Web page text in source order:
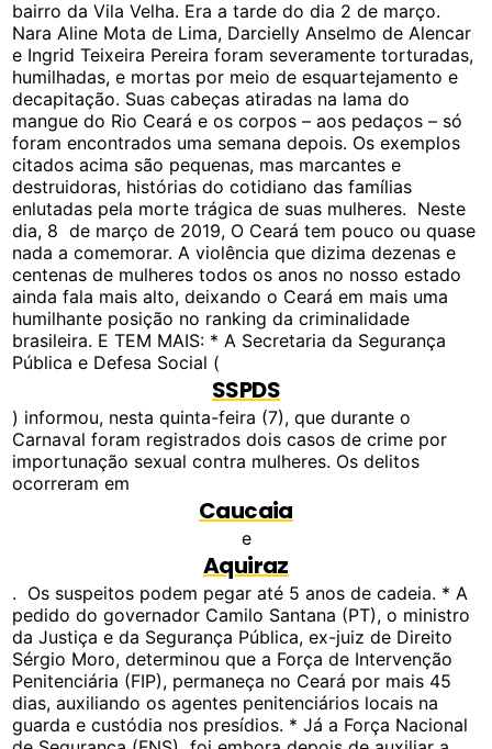
bairro da Vila Velha. Era a tarde do dia 2 de março.
Nara Aline Mota de Lima, Darcielly Anselmo de Alencar
e Ingrid Teixeira Pereira foram severamente torturadas,
humilhadas, e mortas por meio de esquartejamento e
decapitação. Suas cabeças atiradas na lama do
mangue do Rio Ceará e os corpos – aos pedaços – só
foram encontrados uma semana depois. Os exemplos
citados acima são pequenas, mas marcantes e
destruidoras, histórias do cotidiano das famílias
enlutadas pela morte trágica de suas mulheres. Neste
dia, 8 de março de 2019, O Ceará tem pouco ou quase
nada a comemorar. A violência que dizima dezenas e
centenas de mulheres todos os anos no nosso estado
ainda fala mais alto, deixando o Ceará em mais uma
humilhante posição no ranking da criminalidade
brasileira. E TEM MAIS: * A Secretaria da Segurança
Pública e Defesa Social (
SSPDS
) informou, nesta quinta-feira (7), que durante o
Carnaval foram registrados dois casos de crime por
importunação sexual contra mulheres. Os delitos
ocorreram em
Caucaia
e
Aquiraz
. Os suspeitos podem pegar até 5 anos de cadeia. * A
pedido do governador Camilo Santana (PT), o ministro
da Justiça e da Segurança Pública, ex-juiz de Direito
Sérgio Moro, determinou que a Força de Intervenção
Penitenciária (FIP), permaneça no Ceará por mais 45
dias, auxiliando os agentes penitenciários locais na
guarda e custódia nos presídios. * Já a Força Nacional